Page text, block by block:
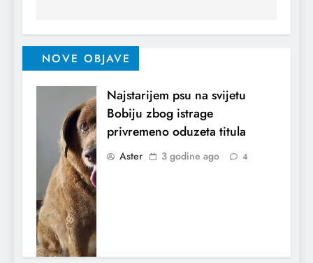
NOVE OBJAVE
Najstarijem psu na svijetu
Bobiju zbog istrage
privremeno oduzeta titula
Aster 3 godine ago 4